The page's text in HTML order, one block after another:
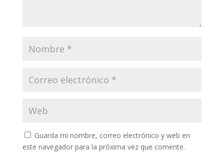
Guarda mi nombre, correo electrónico y web en
este navegador para la próxima vez que comente.